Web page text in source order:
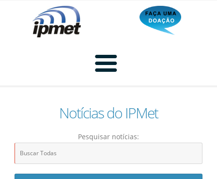
Home
Notícias do IPMet
Pesquisar notícias: